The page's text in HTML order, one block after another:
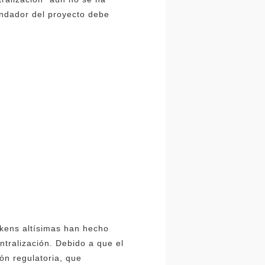
del proyecto debe
altísimas han hecho
Debido a que el
regulatoria, que